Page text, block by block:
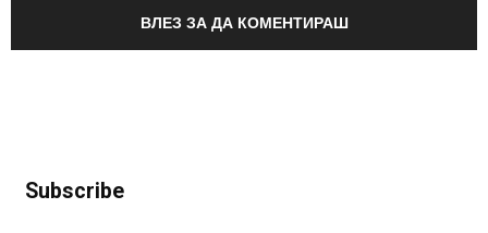
ВЛЕЗ ЗА ДА КОМЕНТИРАШ
Subscribe